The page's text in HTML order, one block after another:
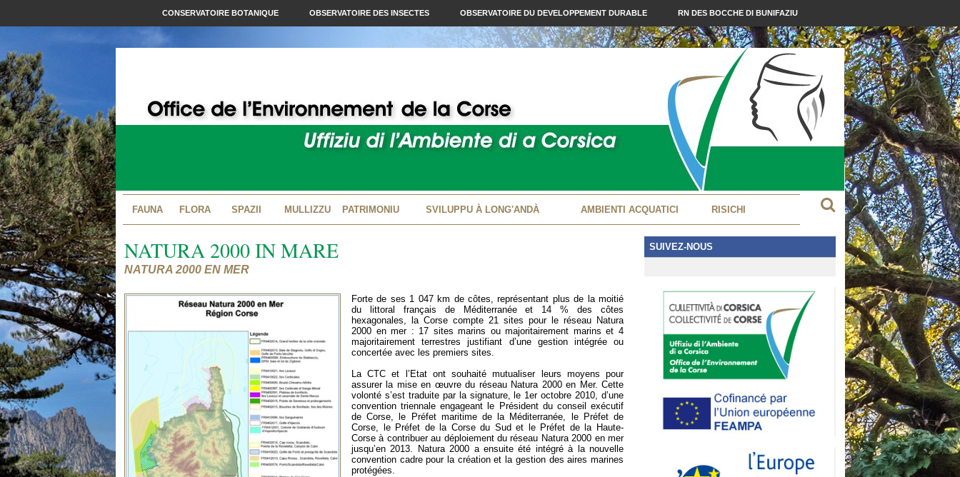
CONSERVATOIRE BOTANIQUE OBSERVATOIRE DES INSECTES OBSERVATOIRE DU DEVELOPPEMENT DURABLE RN DES BOCCHE DI BUNIFAZIU
FAUNA FLORA SPAZII MULLIZZU PATRIMONIU SVILUPPU À LONG'ANDÀ AMBIENTI ACQUATICI RISICHI
NATURA 2000 IN MARE
NATURA 2000 EN MER
Forte de ses 1 047 km de côtes, représentant plus de la moitié
du littoral français de Méditerranée et 14 % des côtes
hexagonales, la Corse compte 21 sites pour le réseau Natura
2000 en mer : 17 sites marins ou majoritairement marins et 4
majoritairement terrestres justifiant d’une gestion intégrée ou
concertée avec les premiers sites.
La CTC et l’Etat ont souhaité mutualiser leurs moyens pour
assurer la mise en œuvre du réseau Natura 2000 en Mer. Cette
volonté s’est traduite par la signature, le 1er octobre 2010, d’une
convention triennale engageant le Président du conseil exécutif
de Corse, le Préfet maritime de la Méditerranée, le Préfet de
Corse, le Préfet de la Corse du Sud et le Préfet de la Haute-
Corse à contribuer au déploiement du réseau Natura 2000 en mer
jusqu’en 2013. Natura 2000 a ensuite été intégré à la nouvelle
convention cadre pour la création et la gestion des aires marines
protégées.
SUIVEZ-NOUS